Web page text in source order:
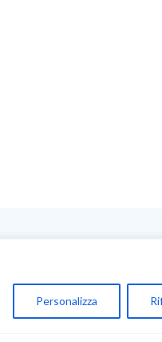
Personalizza
My Account
Carrello